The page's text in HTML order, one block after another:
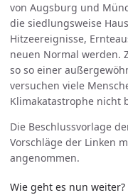
von Augsburg und
die siedlungsweise
Hitzeereignisse,
neuen Normal werden.
so so einer
versuchen viele
Klimakatastrophe nicht
Die Beschlussvorlage
Vorschläge der Linken
angenommen.
Wie geht es nun weiter?